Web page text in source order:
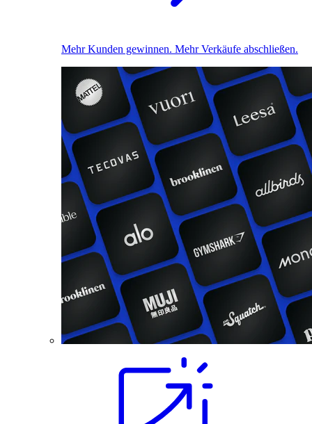
Mehr Kunden gewinnen. Mehr Verkäufe abschließen.